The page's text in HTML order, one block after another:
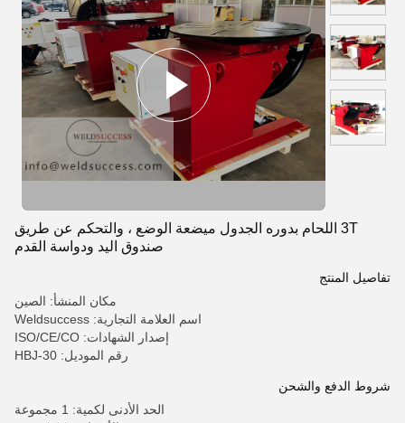
3T اللحام بدوره الجدول ميضعة الوضع ، والتحكم عن طريق
صندوق اليد ودواسة القدم
تفاصيل المنتج
مكان المنشأ: الصين
اسم العلامة التجارية: Weldsuccess
إصدار الشهادات: ISO/CE/CO
رقم الموديل: HBJ-30
شروط الدفع والشحن
الحد الأدنى لكمية: 1 مجموعة